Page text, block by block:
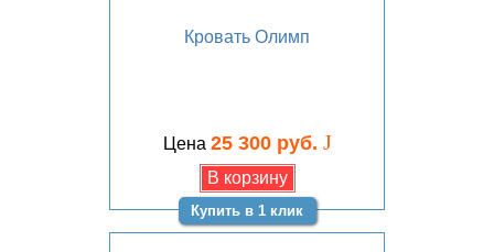
Кровать Олимп
Цена 25 300 руб. J
Купить в 1 клик